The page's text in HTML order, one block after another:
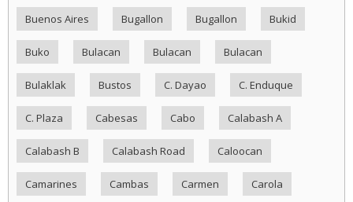
Buenos Aires Bugallon Bugallon Bukid
Buko Bulacan Bulacan Bulacan
Bulaklak Bustos C. Dayao C. Enduque
C. Plaza Cabesas Cabo Calabash A
Calabash B Calabash Road Caloocan
Camarines Cambas Carmen Carola